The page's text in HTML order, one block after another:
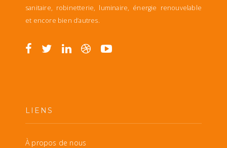
sanitaire, robinetterie, luminaire, énergie renouvelable
et encore bien d’autres.
LIENS
À propos de nous